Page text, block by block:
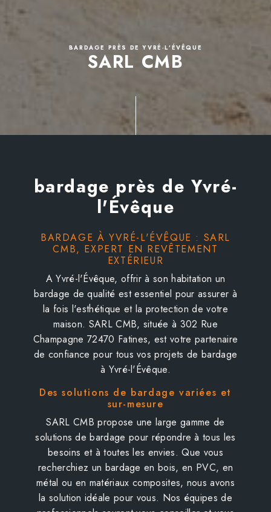
BARDAGE PRÈS DE YVRÉ-L'ÉVÊQUE
SARL CMB
bardage près de Yvré-
l'Évêque
BARDAGE À YVRÉ-L'ÉVÊQUE : SARL
CMB, EXPERT EN REVÊTEMENT
EXTÉRIEUR
A Yvré-l'Évêque, offrir à son habitation un
bardage de qualité est essentiel pour assurer à
la fois l'esthétique et la protection de votre
maison. SARL CMB, située à 302 Rue
Champagne 72470 Fatines, est votre partenaire
de confiance pour tous vos projets de bardage
à Yvré-l'Évêque.
Des solutions de bardage variées et
sur-mesure
SARL CMB propose une large gamme de
solutions de bardage pour répondre à tous les
besoins et à toutes les envies. Que vous
recherchiez un bardage en bois, en PVC, en
métal ou en matériaux composites, nous avons
la solution idéale pour vous. Nos équipes de